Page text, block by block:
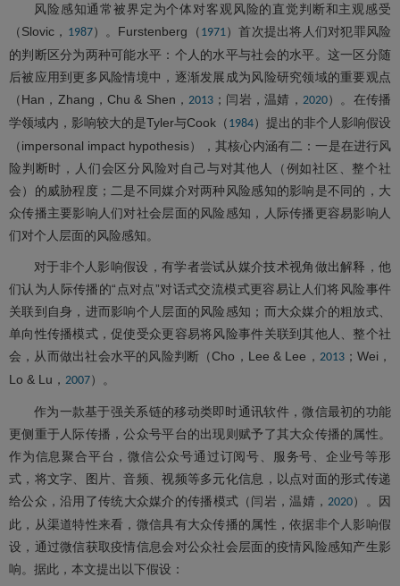
风险感知通常被界定为个体对客观风险的直觉判断和主观感受
（Slovic， 1987）。Furstenberg（ 1971）首次提出将人们对犯罪风险
的判断区分为两种可能水平：个人的水平与社会的水平。这一区分随
后被应用到更多风险情境中，逐渐发展成为风险研究领域的重要观点
（Han，Zhang，Chu & Shen， 2013 ；闫岩，温婧， 2020）。在传播
学领域内，影响较大的是Tyler与Cook（ 1984）提出的非个人影响假设
（impersonal impact hypothesis），其核心内涵有二：一是在进行风
险判断时，人们会区分风险对自己与对其他人（例如社区、整个社
会）的威胁程度；二是不同媒介对两种风险感知的影响是不同的，大
众传播主要影响人们对社会层面的风险感知，人际传播更容易影响人
们对个人层面的风险感知。
对于非个人影响假设，有学者尝试从媒介技术视角做出解释，他
们认为人际传播的“点对点”对话式交流模式更容易让人们将风险事件
关联到自身，进而影响个人层面的风险感知；而大众媒介的粗放式、
单向性传播模式，促使受众更容易将风险事件关联到其他人、整个社
会，从而做出社会水平的风险判断（Cho，Lee & Lee， 2013；Wei，
Lo & Lu， 2007）。
作为一款基于强关系链的移动类即时通讯软件，微信最初的功能
更侧重于人际传播，公众号平台的出现则赋予了其大众传播的属性。
作为信息聚合平台，微信公众号通过订阅号、服务号、企业号等形
式，将文字、图片、音频、视频等多元化信息，以点对面的形式传递
给公众，沿用了传统大众媒介的传播模式（闫岩，温婧， 2020）。因
此，从渠道特性来看，微信具有大众传播的属性，依据非个人影响假
设，通过微信获取疫情信息会对公众社会层面的疫情风险感知产生影
响。据此，本文提出以下假设：